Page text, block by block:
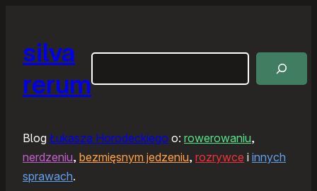
silva
rerum
Blog Łukasza Horodeckiego o: rowerowaniu,
nerdzeniu, bezmięsnym jedzeniu, rozrywce i innych
sprawach.